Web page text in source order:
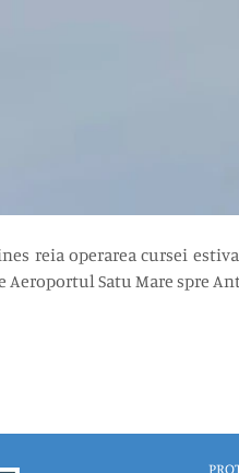
reia operarea cursei
Aeroportul Satu Mare spre